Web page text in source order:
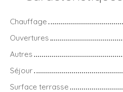
Chauffage
Ouvertures
Autres
Séjour
Surface terrasse